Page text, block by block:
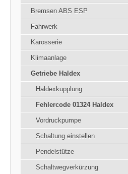
Bremsen ABS ESP
Fahrwerk
Karosserie
Klimaanlage
Getriebe Haldex
Haldexkupplung
Fehlercode 01324 Haldex
Vordruckpumpe
Schaltung einstellen
Pendelstütze
Schaltwegverkürzung